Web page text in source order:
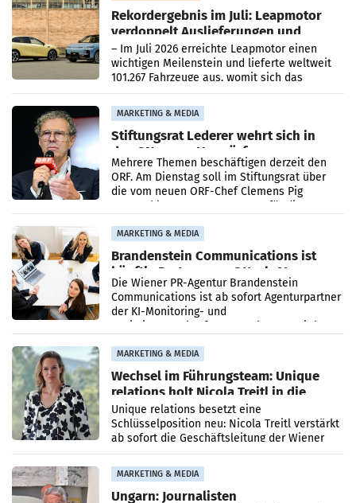
Rekordergebnis im Juli: Leapmotor
verdoppelt Auslieferungen und
überschreitet die 100.000er-Marke
– Im Juli 2026 erreichte Leapmotor einen
wichtigen Meilenstein und lieferte weltweit
101.267 Fahrzeuge aus, womit sich das
Ergebnis gegenüber Juli 2025 mehr als
verdoppelte (+102
MARKETING & MEDIA
Stiftungsrat Lederer wehrt sich in
den SN gegen Vorwürfe
Mehrere Themen beschäftigen derzeit den
ORF. Am Dienstag soll im Stiftungsrat über
die vom neuen ORF-Chef Clemens Pig
vorgeschlagenen Besetzungen für die
MARKETING & MEDIA
Brandenstein Communications ist
künftig Partner von OtterlyAI
Die Wiener PR-Agentur Brandenstein
Communications ist ab sofort Agenturpartner
der KI-Monitoring- und
Optimierungsplattform OtterlyAI. Damit baut
MARKETING & MEDIA
Wechsel im Führungsteam: Unique
relations holt Nicola Treitl in die
Geschäftsleitung
Unique relations besetzt eine
Schlüsselposition neu: Nicola Treitl verstärkt
ab sofort die Geschäftsleitung der Wiener
PR-Agentur an der Seite von Josef Kalina und
Anna Kalina-Mahr.
MARKETING & MEDIA
Ungarn: Journalisten